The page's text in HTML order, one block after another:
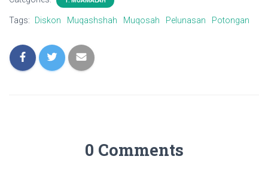
Tags: Diskon Muqashshah Muqosah Pelunasan Potongan
0 Comments